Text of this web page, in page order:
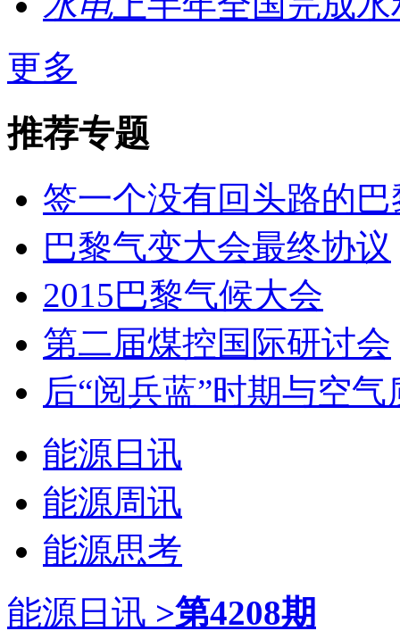
更多
推荐专题
签一个没有回头路的
巴黎气变大会最终协议
2015巴黎气候大会
第二届煤控国际研讨会
后“阅兵蓝”时期与空气
能源日讯
能源周讯
能源思考
能源日讯 >第4208期